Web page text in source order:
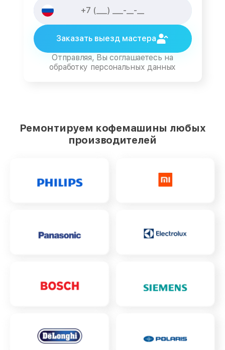
Заказать выезд мастера
Отправляя, Вы соглашаетесь на
обработку персональных данных
Ремонтируем кофемашины любых
производителей